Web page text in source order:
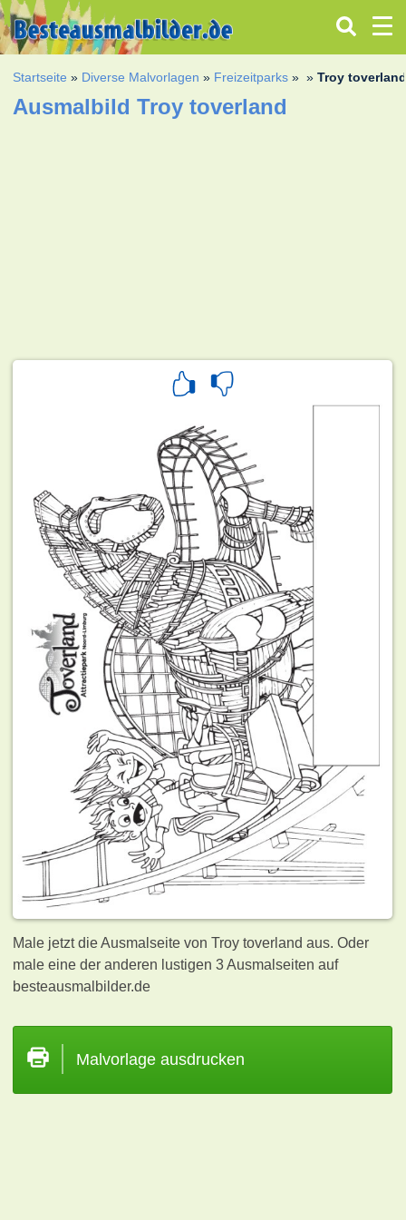
Startseite » Diverse Malvorlagen » Freizeitparks » »Troy
Ausmalbild Troy toverland
Male jetzt die Ausmalseite von Troy toverland aus. Oder
male eine der anderen lustigen 3Ausmalseiten auf
besteausmalbilder.de
Malvorlage ausdrucken